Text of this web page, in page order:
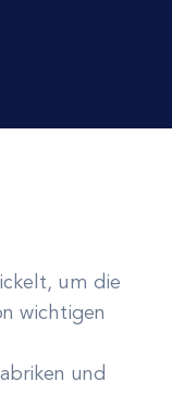
um die
wichtigen
und